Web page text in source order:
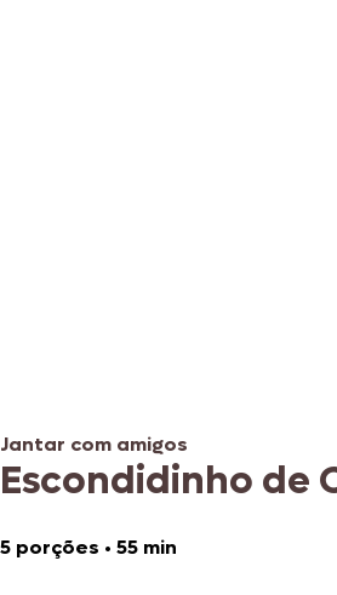
Jantar com amigos
Escondidinho de
5 porções • 55 min